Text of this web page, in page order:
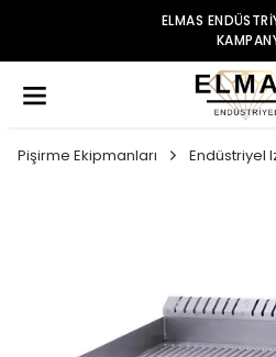
ELMAS ENDÜSTRIYEL ILE
KAMPANYALAR
Pişirme Ekipmanları Endüstriyel